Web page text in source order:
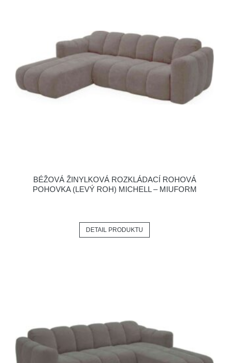
BÉŽOVÁ ŽINYLKOVÁ ROZKLÁDACÍ ROHOVÁ
POHOVKA (LEVÝ ROH) MICHELL – MIUFORM
DETAIL PRODUKTU